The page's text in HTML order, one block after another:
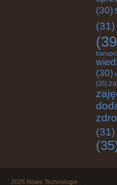
(30)
(31)
(30)
(26)
(31)
2026 Nowe Technologie .